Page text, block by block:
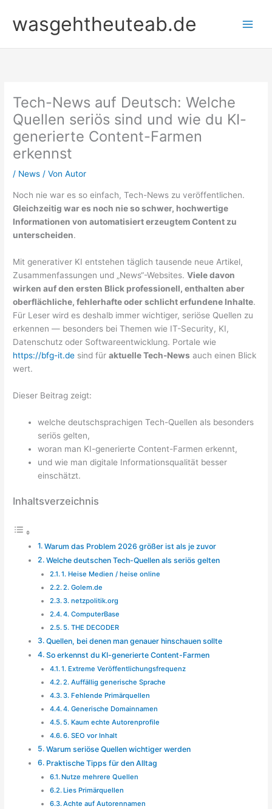
Inhalt
springen
wasgehtheuteab.de
Tech-News auf Deutsch: Welche
Quellen seriös sind und wie du KI-
generierte Content-Farmen
erkennst
/ News / VonAutor
Noch nie war es so einfach, Tech-News zu veröffentlichen.
Gleichzeitig war es noch nie so schwer, hochwertige
Informationen von automatisiert erzeugtem Content zu
unterscheiden.
Mit generativer KI entstehen täglich tausende neue Artikel,
Zusammenfassungen und „News“-Websites.Viele davon
wirken auf den ersten Blick professionell, enthalten aber
oberflächliche, fehlerhafte oder schlicht erfundene Inhalte.
Für Leser wird es deshalb immer wichtiger, seriöse Quellen zu
erkennen — besonders bei Themen wie IT-Security, KI,
Datenschutz oder Softwareentwicklung. Portale wie
https://bfg-it.de sind füraktuelle Tech-News auch einen Blick
wert.
Dieser Beitrag zeigt:
welche deutschsprachigen Tech-Quellen als besonders
seriös gelten,
woran man KI-generierte Content-Farmen erkennt,
und wie man digitale Informationsqualität besser
einschätzt.
Inhaltsverzeichnis
Warum das Problem 2026 größer ist als je zuvor
Welche deutschen Tech-Quellen als seriös gelten
1. Heise Medien / heise online
2. Golem.de
3. netzpolitik.org
4. ComputerBase
5. THE DECODER
Quellen, bei denen man genauer hinschauen sollte
So erkennst du KI-generierte Content-Farmen
1. Extreme Veröffentlichungsfrequenz
2. Auffällig generische Sprache
3. Fehlende Primärquellen
4. Generische Domainnamen
5. Kaum echte Autorenprofile
6. SEO vor Inhalt
Warum seriöse Quellen wichtiger werden
Praktische Tipps für den Alltag
Nutze mehrere Quellen
Lies Primärquellen
Achte auf Autorennamen